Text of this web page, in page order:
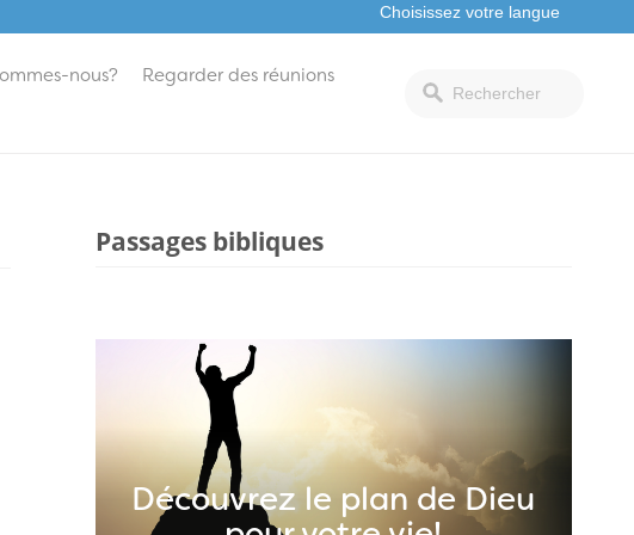
nous?
Regarder des réunions
Passages bibliques
Découvrez le plan de Dieu